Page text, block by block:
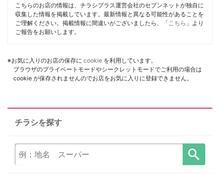
こちらのお店の情報は、チラシプラス運営会社のセブンネットが独自に
収集した情報を掲載しています。最新情報と異なる可能性があることを
ご理解ください。掲載情報に間違いがございましたら、「 こちら 」より
ご報告をお願いします。
※お気に入りのお店の保存に cookie を利用しています。
ブラウザのプライベートモードやシークレットモードでご利用の場合は
cookie が保存されませんのでお店をお気に入りに登録できません。
チラシを探す